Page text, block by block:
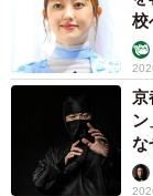
校
京
未